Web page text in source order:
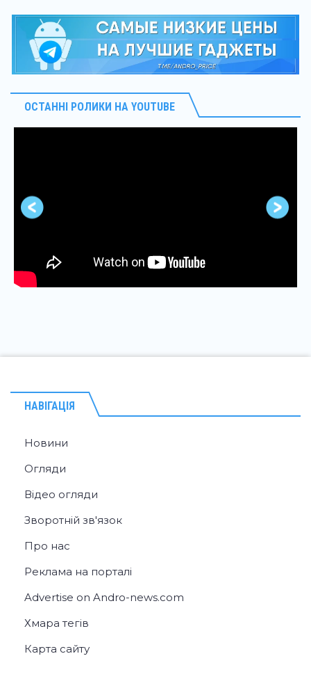
ОСТАННІ РОЛИКИ НА YOUTUBE
НАВІГАЦІЯ
Новини
Огляди
Відео огляди
Зворотній зв'язок
Про нас
Реклама на порталі
Advertise on Andro-news.com
Хмара тегів
Карта сайту